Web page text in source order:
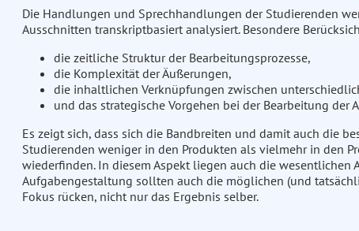
Die Handlungen und Sprechhandlungen der Studierenden
Ausschnitten transkriptbasiert analysiert. Besondere
die zeitliche Struktur der Bearbeitungsprozesse,
die Komplexität der Äußerungen,
die inhaltlichen Verknüpfungen zwischen
und das strategische Vorgehen bei der Bearbeitung der
Es zeigt sich, dass sich die Bandbreiten und damit auch die
Studierenden weniger in den Produkten als vielmehr in den
wiederfinden. In diesem Aspekt liegen auch die wesentlichen
Aufgabengestaltung sollten auch die möglichen (und
Fokus rücken, nicht nur das Ergebnis selber.